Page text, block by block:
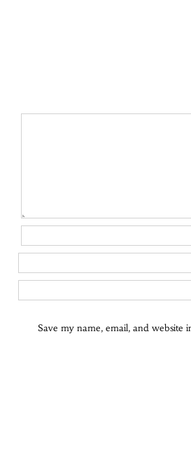
Save my name, email, and website